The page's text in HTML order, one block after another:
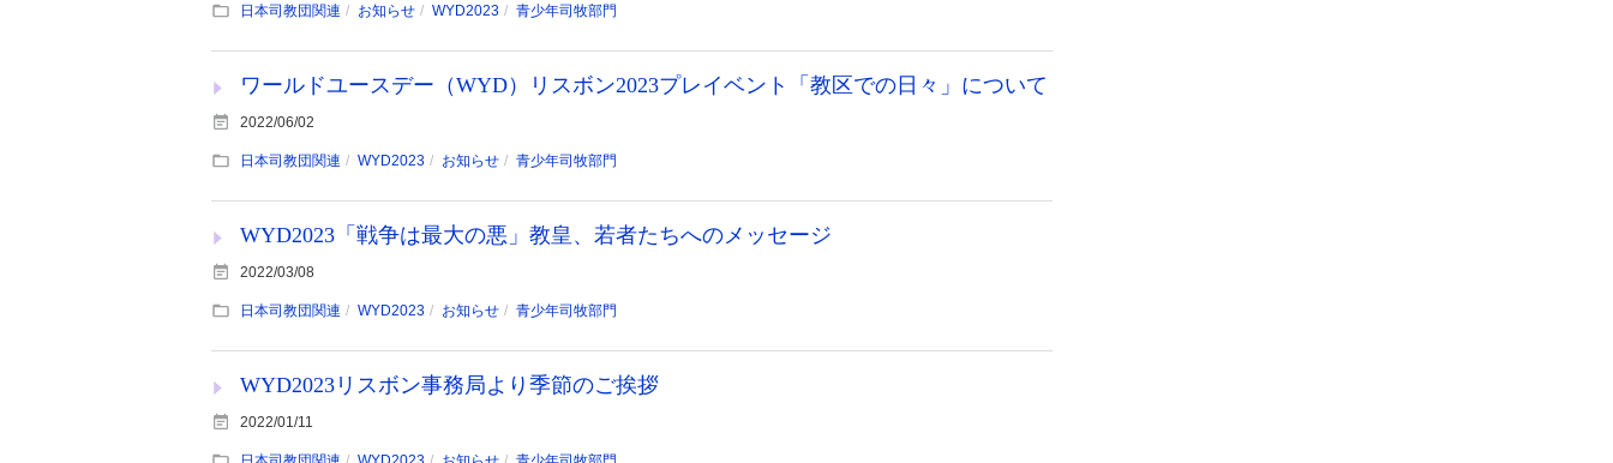
日本司教団関連 お知らせ WYD2023 青少年司牧部門
ワールドユースデー（WYD）リスボン2023プレイベント「教区での日々」について
2022/06/02
日本司教団関連 WYD2023 お知らせ 青少年司牧部門
WYD2023「戦争は最大の悪」教皇、若者たちへのメッセージ
2022/03/08
日本司教団関連 WYD2023 お知らせ 青少年司牧部門
WYD2023リスボン事務局より季節のご挨拶
2022/01/11